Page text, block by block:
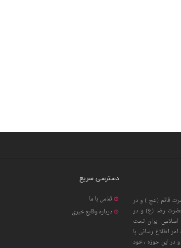
قائم (عج ) و در
رضا (ع) و در
ایران تحت
اطلاع رسانی با
در این حوزه ، خود
دسترسی سریع
تماس با ما
درباره وقایع خبری